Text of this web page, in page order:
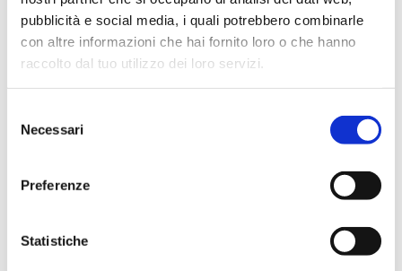
pubblicità e social media, i quali potrebbero combinarle
con altre informazioni che hai fornito loro o che hanno
raccolto dal tuo utilizzo dei loro servizi.
delNecessari
Preferenze
Statistiche